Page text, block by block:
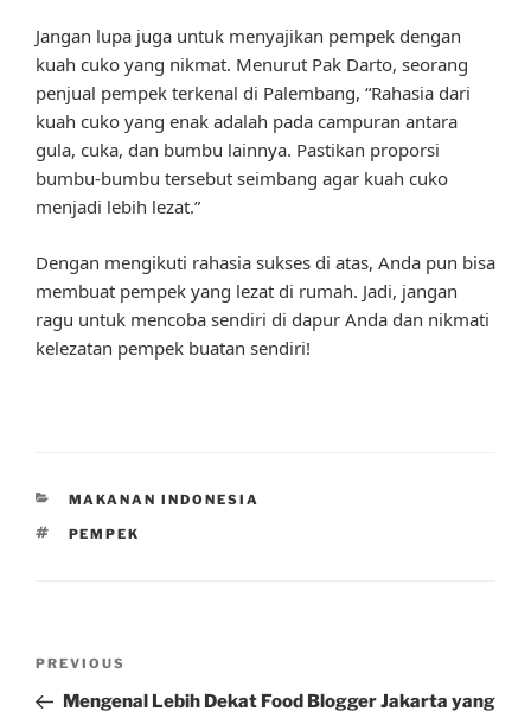
Jangan lupa juga untuk menyajikan pempek dengan
kuah cuko yang nikmat. Menurut Pak Darto, seorang
penjual pempek terkenal di Palembang, “Rahasia dari
kuah cuko yang enak adalah pada campuran antara
gula, cuka, dan bumbu lainnya. Pastikan proporsi
bumbu-bumbu tersebut seimbang agar kuah cuko
menjadi lebih lezat.”
Dengan mengikuti rahasia sukses di atas, Anda pun bisa
membuat pempek yang lezat di rumah. Jadi, jangan
ragu untuk mencoba sendiri di dapur Anda dan nikmati
kelezatan pempek buatan sendiri!
CATEGORIES
MAKANAN INDONESIA
TAGS
PEMPEK
Previous
Post
PREVIOUS
Mengenal Lebih Dekat Food Blogger Jakarta yang